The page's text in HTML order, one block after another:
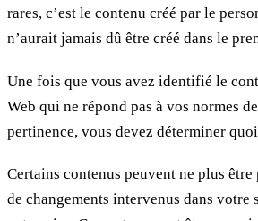
rares, c’est le contenu créé par le
n’aurait jamais dû être créé dans le
Une fois que vous avez identifié le
Web qui ne répond pas à vos normes
pertinence, vous devez déterminer
Certains contenus peuvent ne plus
de changements intervenus dans votre